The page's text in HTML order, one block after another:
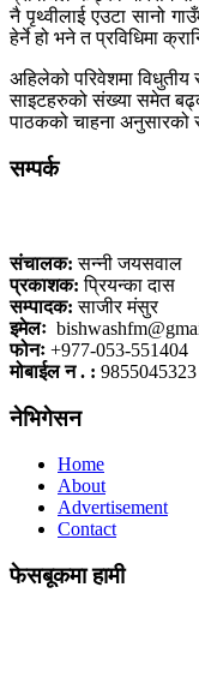
नै पृथ्वीलाई एउटा सानो
हेर्ने हो भने त प्रविधिमा
अहिलेको परिवेशमा
साइटहरुको संख्या समेत
पाठकको चाहना अनुसारको
सम्पर्क
संचालक: सन्नी जयसवाल
प्रकाशक: प्रियन्का दास
सम्पादक: साजीर मंसुर
इमेलः
फोनः +977-053-551404
मोबाईल न . : 9855045323
नेभिगेसन
Home
About
Advertisement
Contact
फेसबूकमा हामी